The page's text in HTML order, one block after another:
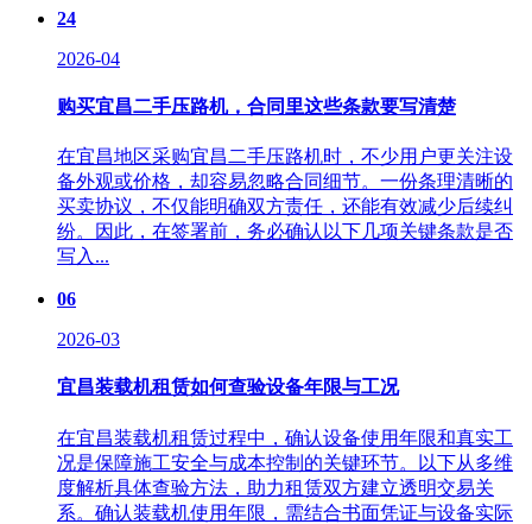
24
2026-04
购买宜昌二手压路机，合同里这些条款要写清楚
在宜昌地区采购宜昌二手压路机时，不少用户更关注设
备外观或价格，却容易忽略合同细节。一份条理清晰的
买卖协议，不仅能明确双方责任，还能有效减少后续纠
纷。因此，在签署前，务必确认以下几项关键条款是否
写入...
06
2026-03
宜昌装载机租赁如何查验设备年限与工况
在宜昌装载机租赁过程中，确认设备使用年限和真实工
况是保障施工安全与成本控制的关键环节。以下从多维
度解析具体查验方法，助力租赁双方建立透明交易关
系。确认装载机使用年限，需结合书面凭证与设备实际